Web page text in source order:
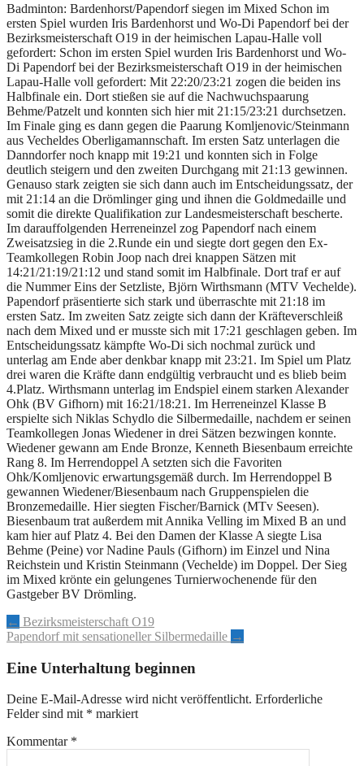
Badminton: Bardenhorst/Papendorf siegen im Mixed Schon im
ersten Spiel wurden Iris Bardenhorst und Wo-Di Papendorf bei der
Bezirksmeisterschaft O19 in der heimischen Lapau-Halle voll
gefordert: Schon im ersten Spiel wurden Iris Bardenhorst und Wo-
Di Papendorf bei der Bezirksmeisterschaft O19 in der heimischen
Lapau-Halle voll gefordert: Mit 22:20/23:21 zogen die beiden ins
Halbfinale ein. Dort stießen sie auf die Nachwuchspaarung
Behme/Patzelt und konnten sich hier mit 21:15/23:21 durchsetzen.
Im Finale ging es dann gegen die Paarung Komljenovic/Steinmann
aus Vecheldes Oberligamannschaft. Im ersten Satz unterlagen die
Danndorfer noch knapp mit 19:21 und konnten sich in Folge
deutlich steigern und den zweiten Durchgang mit 21:13 gewinnen.
Genauso stark zeigten sie sich dann auch im Entscheidungssatz, der
mit 21:14 an die Drömlinger ging und ihnen die Goldmedaille und
somit die direkte Qualifikation zur Landesmeisterschaft bescherte.
Im darauffolgenden Herreneinzel zog Papendorf nach einem
Zweisatzsieg in die 2.Runde ein und siegte dort gegen den Ex-
Teamkollegen Robin Joop nach drei knappen Sätzen mit
14:21/21:19/21:12 und stand somit im Halbfinale. Dort traf er auf
die Nummer Eins der Setzliste, Björn Wirthsmann (MTV Vechelde).
Papendorf präsentierte sich stark und überraschte mit 21:18 im
ersten Satz. Im zweiten Satz zeigte sich dann der Kräfteverschleiß
nach dem Mixed und er musste sich mit 17:21 geschlagen geben. Im
Entscheidungssatz kämpfte Wo-Di sich nochmal zurück und
unterlag am Ende aber denkbar knapp mit 23:21. Im Spiel um Platz
drei waren die Kräfte dann endgültig verbraucht und es blieb beim
4.Platz. Wirthsmann unterlag im Endspiel einem starken Alexander
Ohk (BV Gifhorn) mit 16:21/18:21. Im Herreneinzel Klasse B
erspielte sich Niklas Schydlo die Silbermedaille, nachdem er seinen
Teamkollegen Jonas Wiedener in drei Sätzen bezwingen konnte.
Wiedener gewann am Ende Bronze, Kenneth Biesenbaum erreichte
Rang 8. Im Herrendoppel A setzten sich die Favoriten
Ohk/Komljenovic erwartungsgemäß durch. Im Herrendoppel B
gewannen Wiedener/Biesenbaum nach Gruppenspielen die
Bronzemedaille. Hier siegten Fischer/Barnick (MTv Seesen).
Biesenbaum trat außerdem mit Annika Velling im Mixed B an und
kam hier auf Platz 4. Bei den Damen der Klasse A siegte Lisa
Behme (Peine) vor Nadine Pauls (Gifhorn) im Einzel und Nina
Reichstein und Kristin Steinmann (Vechelde) im Doppel. Der Sieg
im Mixed krönte ein gelungenes Turnierwochenende für den
Gastgeber BV Drömling.
Artikel-
Navigation
← Bezirksmeisterschaft O19
Papendorf mit sensationeller Silbermedaille →
Eine Unterhaltung beginnen
Deine E-Mail-Adresse wird nicht veröffentlicht. Erforderliche
Felder sind mit * markiert
Kommentar *